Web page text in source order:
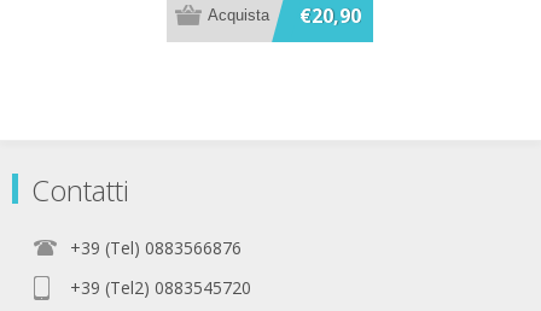
€20,90
Contatti
+39 (Tel) 0883566876
+39 (Tel2) 0883545720